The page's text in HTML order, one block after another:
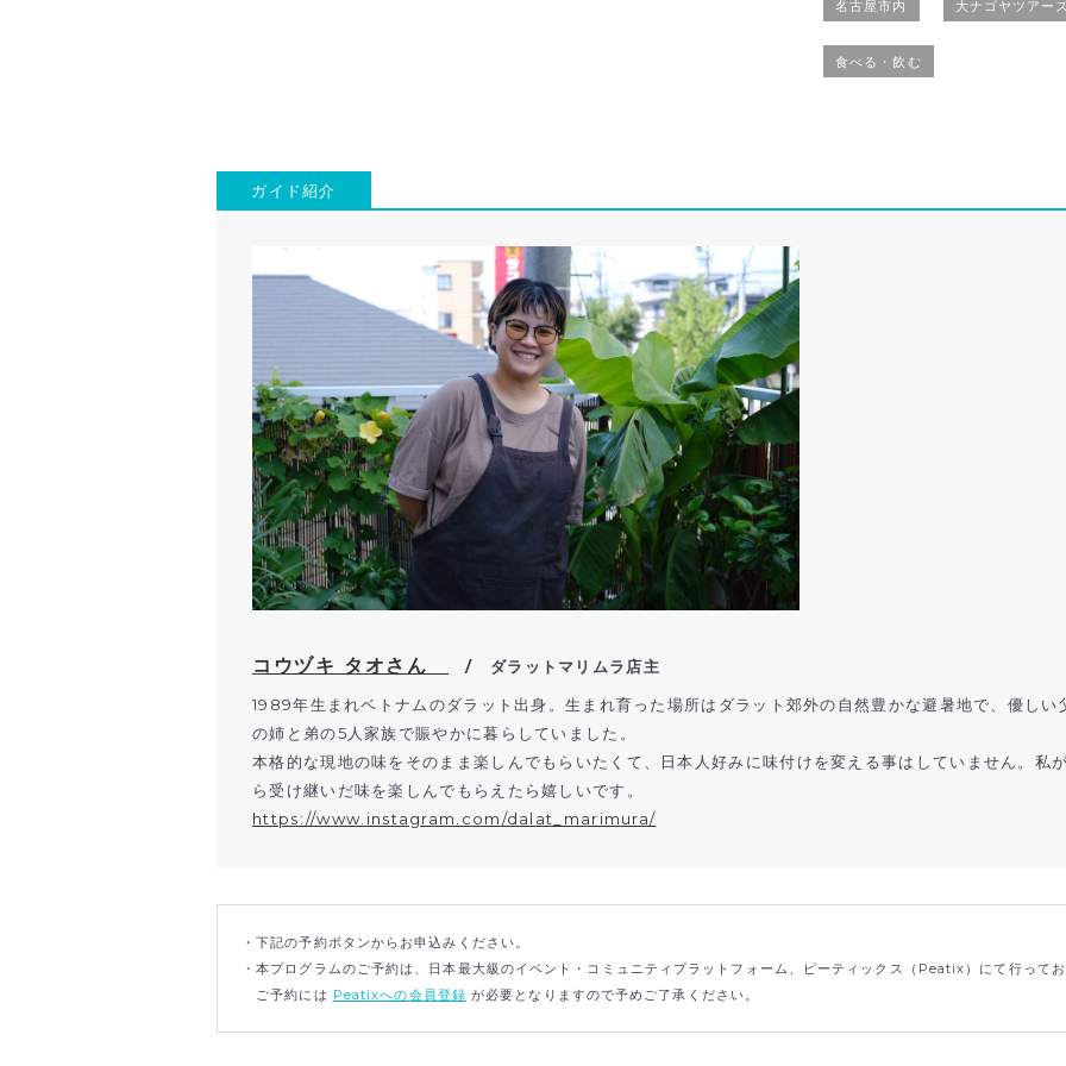
名古屋市内 大ナゴヤツアー
食べる・飲む
ガイド紹介
コウヅキ タオさん
/ ダラットマリムラ店主
1989年生まれベトナムのダラット出身。生まれ育った場所はダラット郊外の自然豊かな避暑地で、優し
の姉と弟の5人家族で賑やかに暮らしていました。
本格的な現地の味をそのまま楽しんでもらいたくて、日本人好みに味付けを変える事はしていません。私
ら受け継いだ味を楽しんでもらえたら嬉しいです。
https://www.instagram.com/dalat_marimura/
・下記の予約ボタンからお申込みください。
・本プログラムのご予約は、日本最大級のイベント・コミュニティプラットフォーム、ピーティックス（Peatix）にて行ってお
ご予約には Peatixへの会員登録 が必要となりますので予めご了承ください。